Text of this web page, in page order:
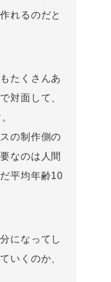
れるのだと
たくさんあ
対面して、
の制作側の
なのは人間
平均年齢10
になってし
いくのか、